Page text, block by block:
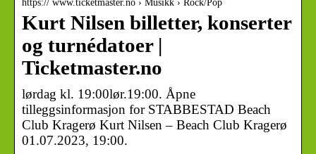
https:// www.ticketmaster.no › Musikk › Rock/Pop
Kurt Nilsen billetter, konserter
og turnédatoer |
Ticketmaster.no
lørdag kl. 19:00lør.19:00. Åpne
tilleggsinformasjon for STABBESTAD Beach
Club Kragerø Kurt Nilsen – Beach Club Kragerø
01.07.2023, 19:00.